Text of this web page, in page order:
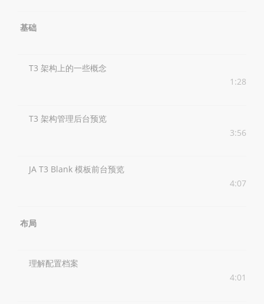
基础
T3 架构上的一些概念
1:28
T3 架构管理后台预览
3:56
JA T3 Blank 模板前台预览
4:07
布局
理解配置档案
4:01